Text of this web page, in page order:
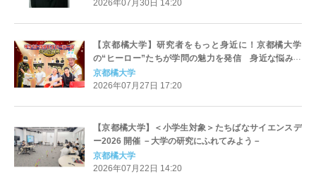
2026年07月30日 14:20
【京都橘大学】研究者をもっと身近に！京都橘大学
の“ヒーロー”たちが学問の魅力を発信 身近な悩みに
専門分野の視点から解決に挑む動画を配信
京都橘大学
2026年07月27日 17:20
【京都橘大学】＜小学生対象＞たちばなサイエンスデ
ー2026 開催 －大学の研究にふれてみよう－
京都橘大学
2026年07月22日 14:20